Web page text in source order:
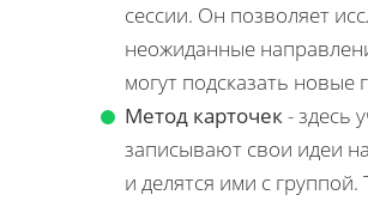
сессии. Он позволяет
неожиданные
могут подсказать новые
Метод карточек- здесь
записывают свои идеи
и делятся ими с группой.